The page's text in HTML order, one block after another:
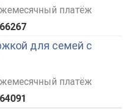
платёж
для семей с
платёж